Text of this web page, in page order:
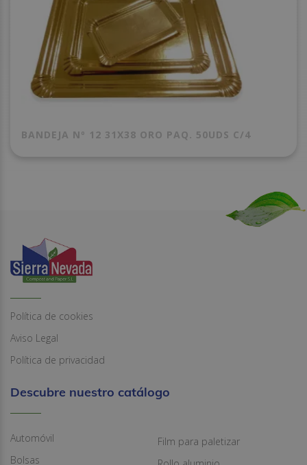
BANDEJA Nº 12 31X38 ORO PAQ. 50UDS C/4
Política de cookies
Aviso Legal
Política de privacidad
Descubre nuestro catálogo
Automóvil
Bolsas
Film para paletizar